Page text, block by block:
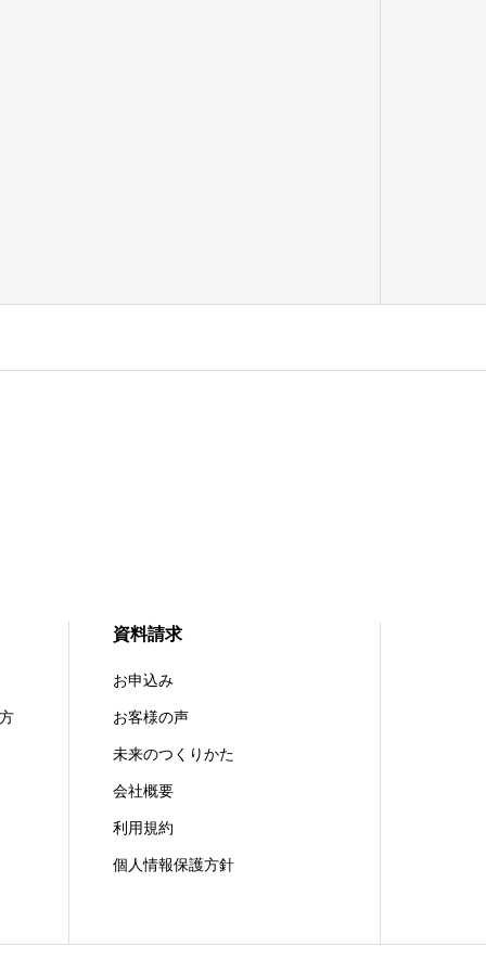
資料請求
お申込み
お客様の声
未来のつくりかた
会社概要
利用規約
個人情報保護方針